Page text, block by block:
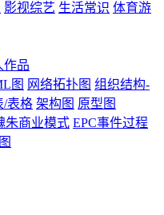
影视综艺 生活常识 体育游
作品
图 网络拓扑图 组织结构-
/表格 架构图 原型图
朱商业模式 EPC事件过程